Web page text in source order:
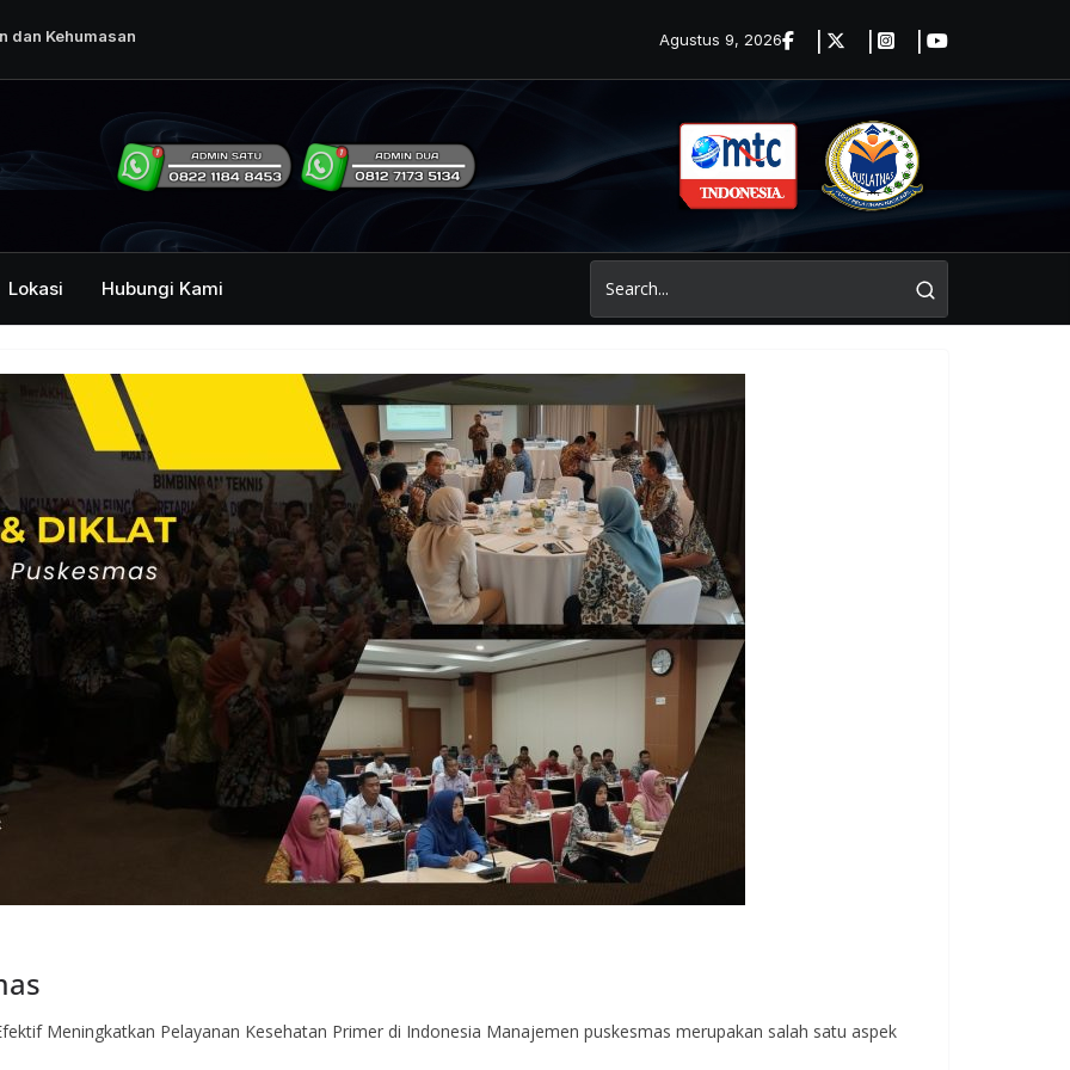
dan Kehumasan
Dan
Acara
Agustus 9, 2026
Lokasi Hubungi Kami
Meningkatkan Pelayanan Kesehatan Primer di Indonesia Manajemen puskesmas merupakan salah satu aspek